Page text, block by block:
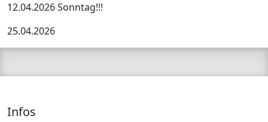
12.04.2026 Sonntag!!!
25.04.2026
Infos